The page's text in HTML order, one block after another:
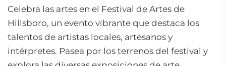
Celebra las artes en el Festival de Artes de
Hillsboro, un evento vibrante que destaca los
talentos de artistas locales, artesanos y
intérpretes. Pasea por los terrenos del festival y